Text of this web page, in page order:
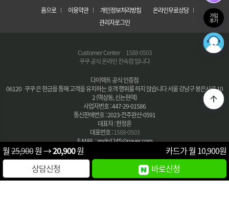
홈으로 이용약관 개인정보처리방침
온라인무료상담
관리자로그인
Customer Center
1588-0503
쿠쿠 공식 온라인 전속점 입니다
다이렉트 공식 인증점
06120 쿠쿠 은 현금을 통해 고객을 유치하는 호객 행위를 하지 않습니다 서울 강남구 봉은사로 10
2 (역삼동, 신논현역)
사업자번호 : 447-29-01586
통신판매번호 : 2023-전주완산-0591
대표자 : 한정훈
대표번호 :1588-0503
E-MAIL : gndo1245@naver.com
COPYRIGHT © 다이렉트 공식 인증점 All Right Reserved.
월25,900원 →20,900원 카드가 월 10,900원
상담신청
바로신청
가입
후기